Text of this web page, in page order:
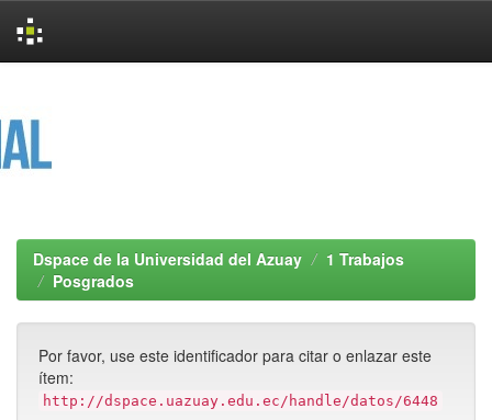
Dspace de la Universidad del Azuay
1 Trabajos
Posgrados
Por favor, use este identificador para citar o enlazar este
ítem:
http://dspace.uazuay.edu.ec/handle/datos/6448